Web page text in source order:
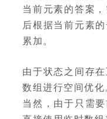
当前元素的答案
后根据当前元素
累加。
由于状态之间存
数组进行空间优化
当然，由于只需